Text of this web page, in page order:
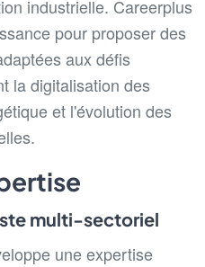
industrielle. Careerplus
pour proposer des
aux défis
la digitalisation des
et l'évolution des
multi-sectoriel
une expertise